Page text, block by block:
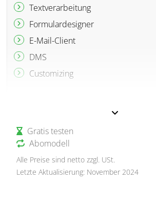
Textverarbeitung
Formulardesigner
E-Mail-Client
DMS
Customizing
Gratis testen
Abomodell
Alle Preise sind netto zzgl. USt.
Letzte Aktualisierung: November 2024